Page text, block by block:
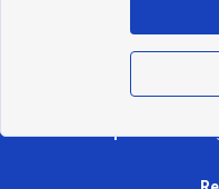
Email:
Horário
Expediente:De